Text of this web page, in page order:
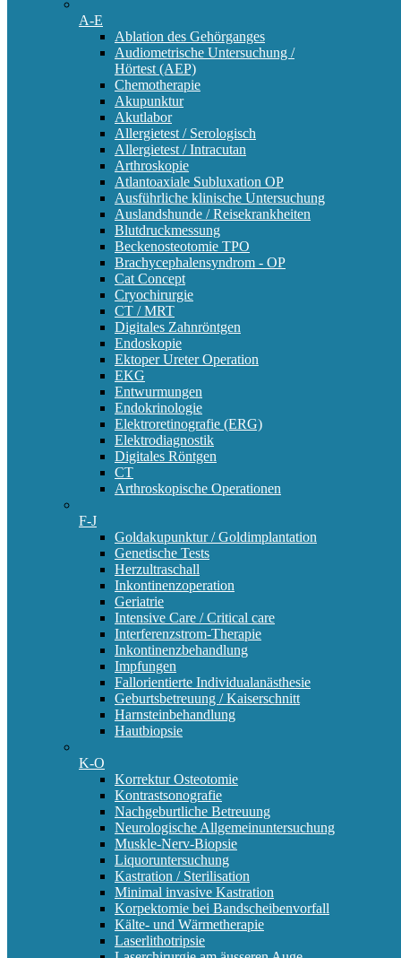
A-E
Ablation des Gehörganges
Audiometrische Untersuchung /
Hörtest (AEP)
Chemotherapie
Akupunktur
Akutlabor
Allergietest / Serologisch
Allergietest / Intracutan
Arthroskopie
Atlantoaxiale Subluxation OP
Ausführliche klinische Untersuchung
Auslandshunde / Reisekrankheiten
Blutdruckmessung
Beckenosteotomie TPO
Brachycephalensyndrom - OP
Cat Concept
Cryochirurgie
CT / MRT
Digitales Zahnröntgen
Endoskopie
Ektoper Ureter Operation
EKG
Entwurmungen
Endokrinologie
Elektroretinografie (ERG)
Elektrodiagnostik
Digitales Röntgen
CT
Arthroskopische Operationen
F-J
Goldakupunktur / Goldimplantation
Genetische Tests
Herzultraschall
Inkontinenzoperation
Geriatrie
Intensive Care / Critical care
Interferenzstrom-Therapie
Inkontinenzbehandlung
Impfungen
Fallorientierte Individualanästhesie
Geburtsbetreuung / Kaiserschnitt
Harnsteinbehandlung
Hautbiopsie
K-O
Korrektur Osteotomie
Kontrastsonografie
Nachgeburtliche Betreuung
Neurologische Allgemeinuntersuchung
Muskle-Nerv-Biopsie
Liquoruntersuchung
Kastration / Sterilisation
Minimal invasive Kastration
Korpektomie bei Bandscheibenvorfall
Kälte- und Wärmetherapie
Laserlithotripsie